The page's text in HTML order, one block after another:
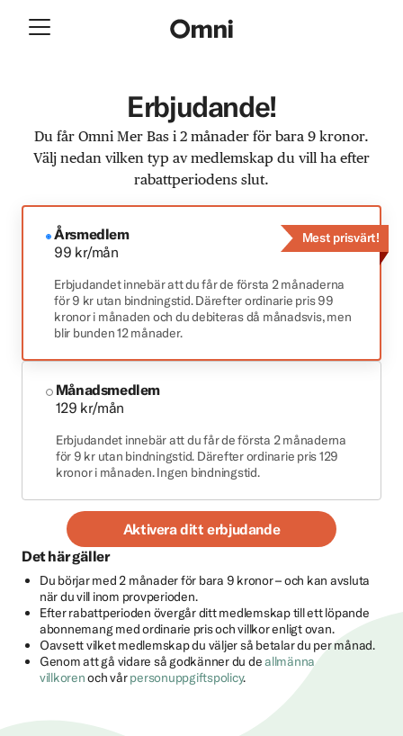
Erbjudande!
Du får Omni Mer Bas i 2 månader för bara 9 kronor.
Välj nedan vilken typ av medlemskap du vill ha efter
rabattperiodens slut.
Årsmedlem
99 kr/mån
Erbjudandet innebär att du får de första 2 månaderna
för 9 kr utan bindningstid. Därefter ordinarie pris 99
kronor i månaden och du debiteras då månadsvis, men
blir bunden 12 månader.
Mest prisvärt!
Månadsmedlem
129 kr/mån
Erbjudandet innebär att du får de första 2 månaderna
för 9 kr utan bindningstid. Därefter ordinarie pris 129
kronor i månaden. Ingen bindningstid.
Aktivera ditt erbjudande
Det här gäller
Du börjar med 2 månader för bara 9 kronor – och kan avsluta
när du vill inom provperioden.
Efter rabattperioden övergår ditt medlemskap till ett löpande
abonnemang med ordinarie pris och villkor enligt ovan.
Oavsett vilket medlemskap du väljer så betalar du per månad.
Genom att gå vidare så godkänner du deallmänna
villkorenoch vårpersonuppgiftspolicy.